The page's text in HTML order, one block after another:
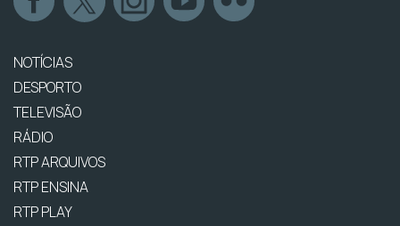
NOTÍCIAS
DESPORTO
TELEVISÃO
RÁDIO
RTP ARQUIVOS
RTP ENSINA
RTP PLAY